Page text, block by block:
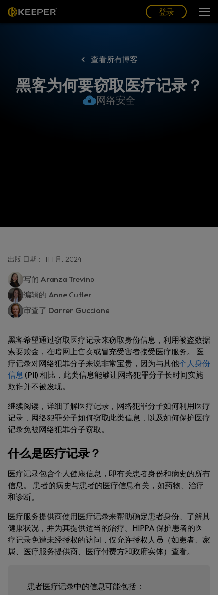
登录
查看所有博客
黑客为何要窃取医疗记录？
网络安全
出版 日期： 11 1 月, 2024
写的 Aranza Trevino
编辑的 Anne Cutler
审查了 Darren Guccione
黑客希望通过窃取医疗记录来窃取身份信息，利用被盗数据
索要赎金，在暗网上售卖或冒充受害者接受医疗服务。 医
疗记录对网络犯罪分子来说非常宝贵，因为与其他个人身份
信息 (PII) 相比，此类信息能够让网络犯罪分子长时间实施
欺诈并不被发现。
继续阅读，详细了解医疗记录，网络犯罪分子如何利用医疗
记录，网络犯罪分子如何窃取此类信息，以及如何保护医疗
记录免被网络犯罪分子窃取。
什么是医疗记录？
医疗记录包含个人健康信息，即有关患者身份和病史的所有
信息。 患者的病史与患者的医疗信息有关，如药物、治疗
和诊断。
医疗服务提供商使用医疗记录来帮助确定患者身份、了解其
健康状况，并为其提供适当的治疗。HIPPA 保护患者的医
疗记录免遭未经授权的访问，仅允许授权人员（如患者、家
属、医疗服务提供商、医疗付费方和政府实体）查看。
患者医疗记录中的信息可能包括：